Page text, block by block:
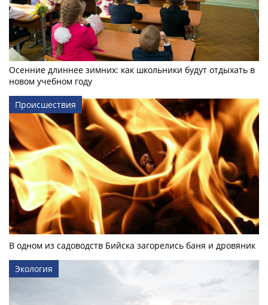
Осенние длиннее зимних: как школьники будут отдыхать в
новом учебном году
Происшествия
В одном из садоводств Бийска загорелись баня и дровяник
Экология